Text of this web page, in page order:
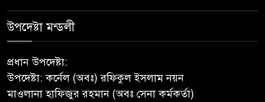
লুটের অভিযোগ
উপদেষ্টা মন্ডলী
প্রধান উপদেষ্টা:
উপদেষ্টা: কর্নেল (অবঃ) রফিকুল ইসলাম নয়ন
মাওলানা হাফিজুর রহমান (অবঃ সেনা কর্মকর্তা)